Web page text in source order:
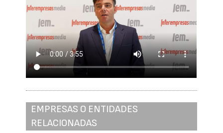
EMPRESAS O ENTIDADES
RELACIONADAS